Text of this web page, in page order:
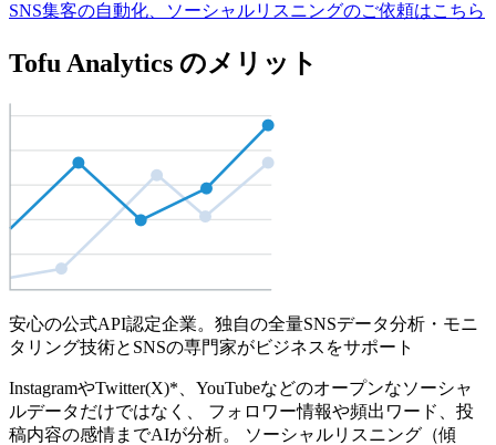
SNS集客の自動化、ソーシャルリスニングのご依頼はこちら
Tofu Analytics のメリット
安心の公式API認定企業。独自の全量SNSデータ分析・モニ
タリング技術とSNSの専門家がビジネスをサポート
InstagramやTwitter(X)*、YouTubeなどのオープンなソーシャ
ルデータだけではなく、 フォロワー情報や頻出ワード、投
稿内容の感情までAIが分析。 ソーシャルリスニング（傾